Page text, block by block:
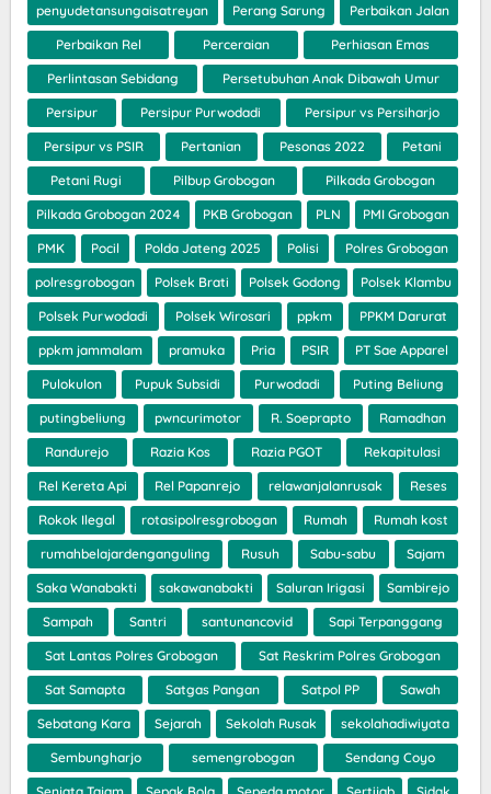
penyudetansungaisatreyan Perang Sarung Perbaikan Jalan
Perbaikan Rel Perceraian Perhiasan Emas
Perlintasan Sebidang Persetubuhan Anak Dibawah Umur
Persipur Persipur Purwodadi Persipur vs Persiharjo
Persipur vs PSIR Pertanian Pesonas 2022 Petani
Petani Rugi Pilbup Grobogan Pilkada Grobogan
Pilkada Grobogan 2024 PKB Grobogan PLN PMI Grobogan
PMK Pocil Polda Jateng 2025 Polisi Polres Grobogan
polresgrobogan Polsek Brati Polsek Godong Polsek Klambu
Polsek Purwodadi Polsek Wirosari ppkm PPKM Darurat
ppkm jammalam pramuka Pria PSIR PT Sae Apparel
Pulokulon Pupuk Subsidi Purwodadi Puting Beliung
putingbeliung pwncurimotor R. Soeprapto Ramadhan
Randurejo Razia Kos Razia PGOT Rekapitulasi
Rel Kereta Api Rel Papanrejo relawanjalanrusak Reses
Rokok Ilegal rotasipolresgrobogan Rumah Rumah kost
rumahbelajardenganguling Rusuh Sabu-sabu Sajam
Saka Wanabakti sakawanabakti Saluran Irigasi Sambirejo
Sampah Santri santunancovid Sapi Terpanggang
Sat Lantas Polres Grobogan Sat Reskrim Polres Grobogan
Sat Samapta Satgas Pangan Satpol PP Sawah
Sebatang Kara Sejarah Sekolah Rusak sekolahadiwiyata
Sembungharjo semengrobogan Sendang Coyo